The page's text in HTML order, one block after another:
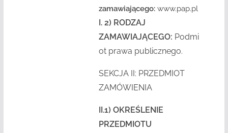
zamawiającego:www.pap.pl
I. 2) RODZAJ
ZAMAWIAJĄCEGO: Podmi
ot prawa publicznego.
SEKCJA II: PRZEDMIOT
ZAMÓWIENIA
II.1) OKREŚLENIE
PRZEDMIOTU